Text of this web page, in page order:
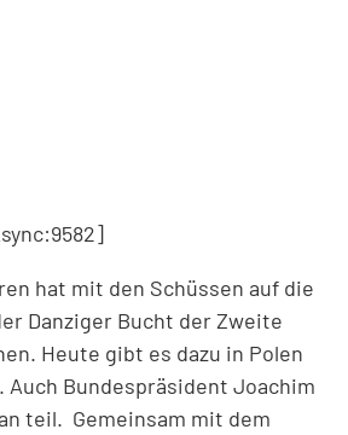
hat mit den Schüssen auf die
Danziger Bucht der Zweite
Heute gibt es dazu in Polen
Auch Bundespräsident Joachim
teil. Gemeinsam mit dem